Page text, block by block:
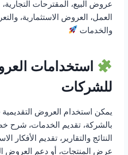
عروض البيع، المقترحات
العمل، العروض الاستثمارية،
والخدمات
استخدامات
للشركات
يمكن استخدام العروض التقديمية
بالشركة، تقديم الخدمات،
النتائج والتقارير، تقديم الأفكار
عرض المنتجات، أو دعم العروض